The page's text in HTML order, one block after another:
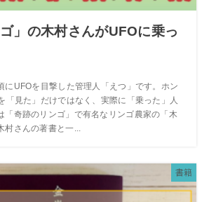
ゴ」の木村さんがUFOに乗っ
にUFOを目撃した管理人「えつ」です。ホン
「見た」だけではなく、実際に「乗った」人
「奇跡のリンゴ」で有名なリンゴ農家の「木
さんの著書と一...
書籍